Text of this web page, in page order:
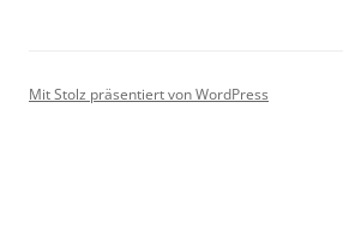
Mit Stolz präsentiert von WordPress